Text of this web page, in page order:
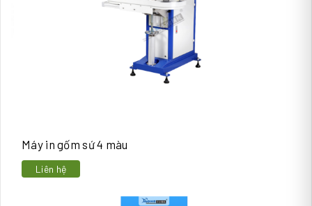
Máy in gốm sứ 4 màu
Liên hệ